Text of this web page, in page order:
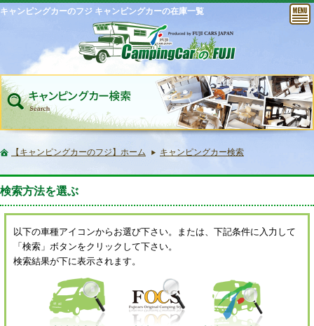
キャンピングカーのフジ キャンピングカーの在庫一覧
【キャンピングカーのフジ】ホーム キャンピングカー検索
検索方法を選ぶ
以下の車種アイコンからお選び下さい。または、下記条件に入力して
「検索」ボタンをクリックして下さい。
検索結果が下に表示されます。